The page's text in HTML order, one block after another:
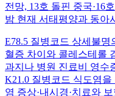
전망, 13호 돌핀 중국·16
밤 현재 서태평양과 동아
E78.5 질병코드 상세불명
혈증 차이와 콜레스테롤
과지나 병원 진료비 영수
K21.0 질병코드 식도염
염 증상·내시경·치료와